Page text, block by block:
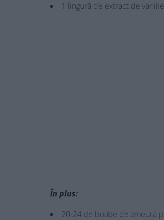
1 lingură de extract de vanilie
În plus:
20-24 de boabe de zmeură